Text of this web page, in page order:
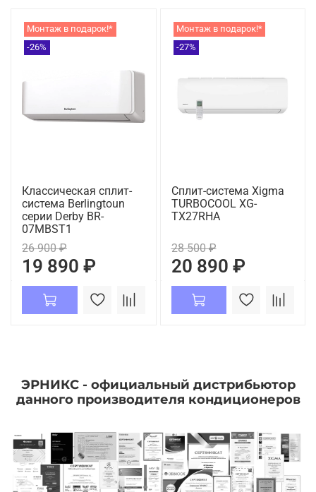
Монтаж в подарок!*
-26%
Классическая сплит-
система Berlingtoun
серии Derby BR-
07MBST1
26 900 ₽
19 890 ₽
Монтаж в подарок!*
-27%
Сплит-система Xigma
TURBOCOOL XG-
TX27RHA
28 500 ₽
20 890 ₽
ЭРНИКС - официальный дистрибьютор
данного производителя кондиционеров